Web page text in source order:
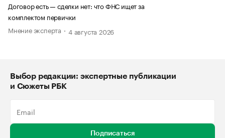
Договор есть — сделки нет: что ФНС ищет за
комплектом первички
Мнение эксперта
4 августа 2026
Выбор редакции: экспертные публикации
и Сюжеты РБК
Подписаться